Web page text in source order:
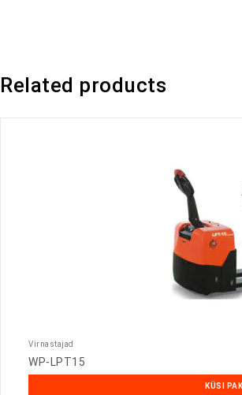
Related products
Virnastajad
WP-LPT15
KÜSI